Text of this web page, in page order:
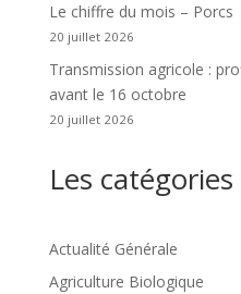
Le chiffre du mois – Porcs
20 juillet 2026
Transmission agricole :
avant le 16 octobre
20 juillet 2026
Les
Actualité Générale
Agriculture Biologique